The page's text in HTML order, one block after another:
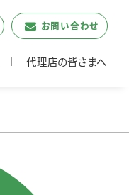
お問い合わせ
代理店の皆さまへ